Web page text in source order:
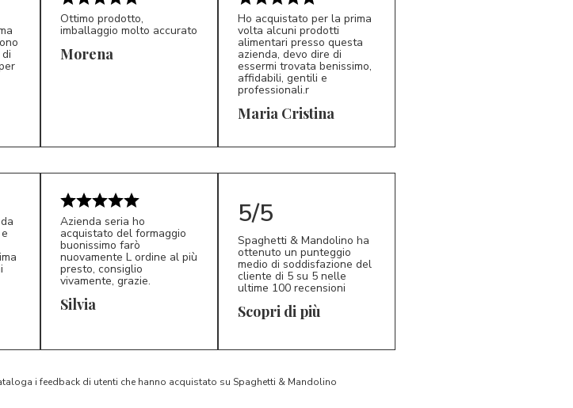
Ottimo prodotto,
imballaggio molto accurato
Morena
MC 5/5
Ho acquistato per la prima
volta alcuni prodotti
alimentari presso questa
azienda, devo dire di
essermi trovata benissimo,
affidabili, gentili e
professionali.r
Maria Cristina
S*
Azienda seria ho
acquistato del formaggio
buonissimo farò
nuovamente L ordine al più
presto, consiglio
vivamente, grazie.
Silvia
5/5
Spaghetti & Mandolino ha
ottenuto un punteggio
medio di soddisfazione del
cliente di 5 su 5 nelle
ultime 100 recensioni
Scopri di più
i feedback di utenti che hanno acquistato su Spaghetti & Mandolino